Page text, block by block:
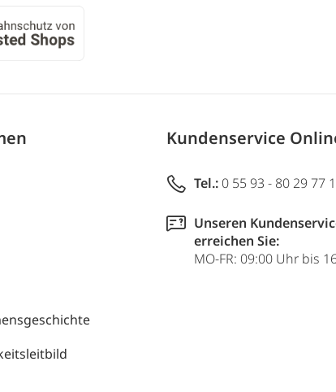
Kundenservice
Tel.: 0 55 93 - 80 29 77
Unseren
erreichen Sie:
MO-FR: 09:00 Uhr bis